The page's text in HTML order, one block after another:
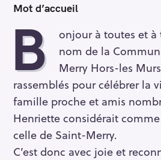
Mot d’accueil
B
onjour à toutes et à
nom de la
Merry Hors-les
rassemblés pour célébrer la
famille proche et amis
Henriette considérait
celle de Saint-Merry.
C’est donc avec joie et